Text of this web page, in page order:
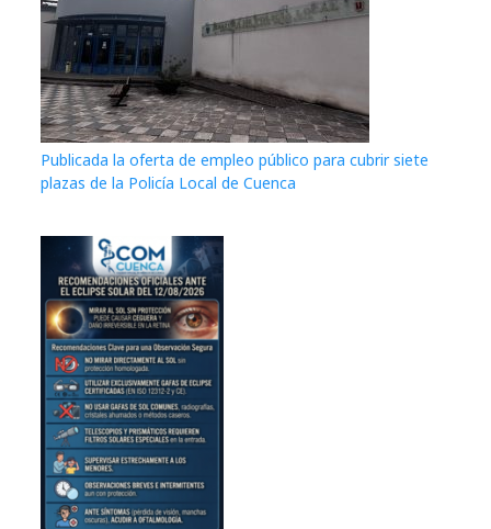
Publicada la oferta de empleo público para cubrir siete
plazas de la Policía Local de Cuenca